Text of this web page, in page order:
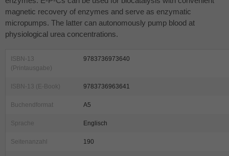
magnetic recovery of enzymes and serve as enzymatic
micropumps. The latter can autonomously pump blood at
physiological urea concentrations.
ISBN-13
(Printausgabe)
9783736973640
ISBN-13 (E-Book) 9783736963641
Buchendformat A5
Sprache Englisch
Seitenanzahl 190